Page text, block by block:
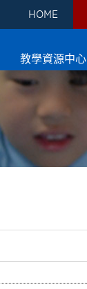
HOME
教學資源中心